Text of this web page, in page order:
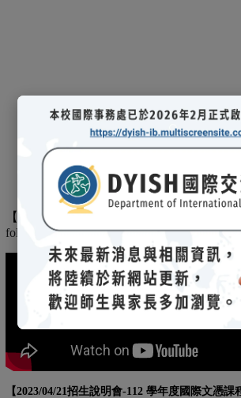
【 2025/03/08招生說明會- 114 學年度國際文憑課
following is the record of the 2025/03/08
【2023/04/21招生說明會-112 學年度國際文憑課